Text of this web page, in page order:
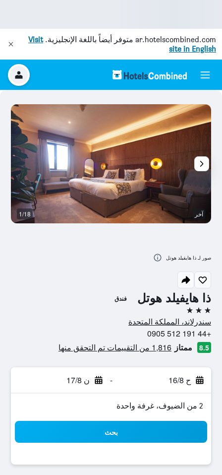
ar.hotelscombined.com متوفر أيضاً باللغة الإنجليزية.Visit
site in English
ذا هايفيلد هوتل فندق
3 نجوم
سندرلاند، المملكة المتحدة
+44 191 512 0905
8.5 ممتاز 1,816 من التقييمات تم التحقق منها
ح 16/8 - ن 17/8
2 من الضيوف، غرفة واحدة
بحث
آخر 1/18
صور لـ ذا هايفيلد هوتل